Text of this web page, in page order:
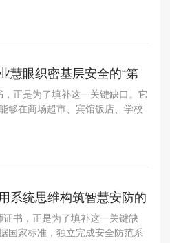
慧眼织密基层安全的“第
正是为了填补这一关键缺口。它
够在商场超市、宾馆饭店、学校
系统思维构筑智慧安防的
书，正是为了填补这一关键缺
国家标准，独立完成安全防范系